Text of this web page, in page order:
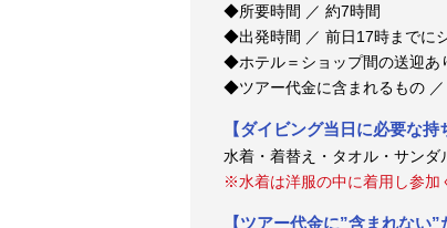
◆所要時間 ／ 約7時間
◆出発時間 ／ 前日17時までに
◆ホテル＝ショップ間の送迎あ
◆ツアー代金に含まれるもの
【ダイビング当日に必要な持
水着・着替え・タオル・サンダ
※水着は洋服の中に着用し参加
【ツアー代金に”含まれない